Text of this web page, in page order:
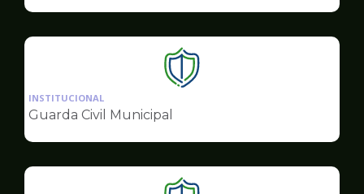
Segurança
Ilustração
da
Segurança
INSTITUCIONAL
Guarda Civil Municipal